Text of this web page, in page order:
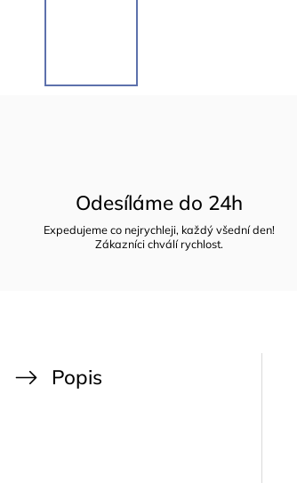
Odesíláme do 24h
Expedujeme co nejrychleji, každý všední den!
Zákazníci chválí rychlost.
Popis